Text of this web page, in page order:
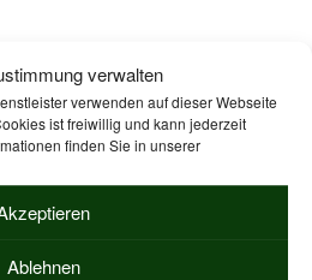
verwalten
verwenden auf dieser Webseite
ist freiwillig und kann jederzeit
finden Sie in unserer
Ablehnen
zur Durchführung von
20 SGB V.